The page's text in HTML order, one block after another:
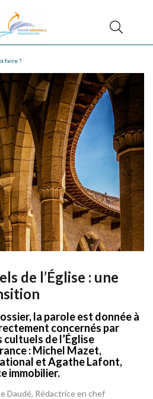
faire ?
de l’Église : une
la parole est donnée à
concernés par
cultuels de l’Église
: Michel Mazet,
et Agathe Lafont,
immobilier.
Daudé, Rédactrice en chef